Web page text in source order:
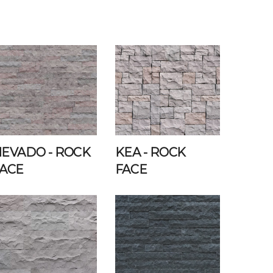
- ROCK
KEA- ROCK
FACE